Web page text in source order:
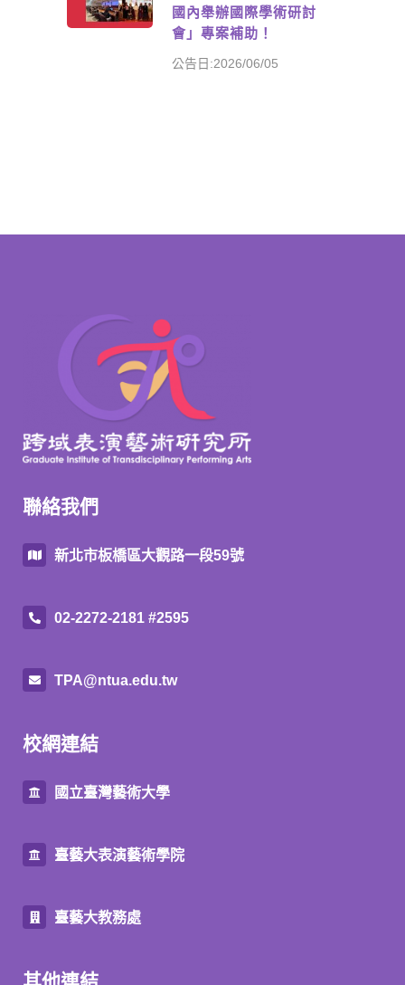
國內舉辦國際學術研討
會」專案補助！
公告日:2026/06/05
聯絡我們
新北市板橋區大觀路一段59號
02-2272-2181 #2595
TPA@ntua.edu.tw
校網連結
國立臺灣藝術大學
臺藝大表演藝術學院
臺藝大教務處